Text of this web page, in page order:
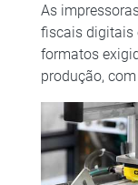
As
fiscais digitais
formatos
produção,